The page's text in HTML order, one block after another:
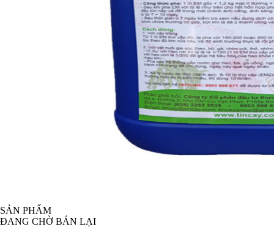
SẢN PHẨM
ĐANG CHỜ BÁN LẠI